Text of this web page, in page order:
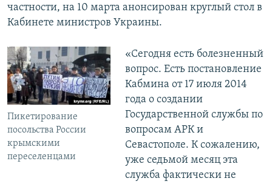
частности, на 10 марта анонсирован круглый стол в
Кабинете министров Украины.
Пикетирование
посольства России
крымскими
переселенцами
«Сегодня есть болезненный
вопрос. Есть постановление
Кабмина от 17 июля 2014
года о создании
Государственной службы по
вопросам АРК и
Севастополе. К сожалению,
уже седьмой месяц эта
служба фактически не